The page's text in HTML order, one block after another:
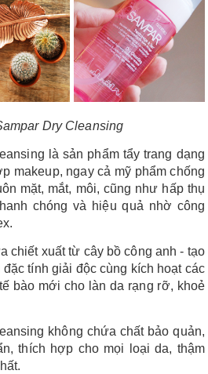
Dry Cleansing
là sản phẩm tẩy trang dạng
makeup, ngay cả mỹ phẩm chống
mặt, mắt, môi, cũng như hấp thụ
chóng và hiệu quả nhờ công
chiết xuất từ cây bồ công anh - tạo
tính giải độc cùng kích hoạt các
bào mới cho làn da rạng rỡ, khoẻ
không chứa chất bảo quản,
thích hợp cho mọi loại da, thậm